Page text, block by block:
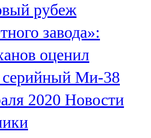
рубеж
завода»:
оценил
Ми-38
2020 Новости